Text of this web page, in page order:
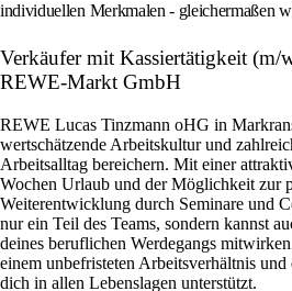
individuellen Merkmalen - gleichermaßen
Verkäufer mit Kassiertätigkeit (m/
REWE-Markt GmbH
REWE Lucas Tinzmann oHG in
wertschätzende Arbeitskultur und
Arbeitsalltag bereichern. Mit einer
Wochen Urlaub und der Möglichkeit zur
Weiterentwicklung durch Seminare und
nur ein Teil des Teams, sondern kannst
deines beruflichen Werdegangs
einem unbefristeten Arbeitsverhältnis
dich in allen Lebenslagen unterstützt.